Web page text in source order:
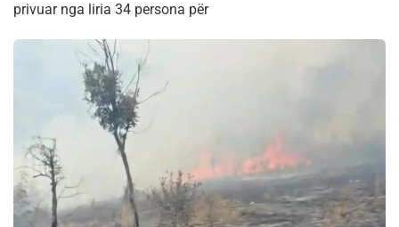
privuar nga liria 34 persona për